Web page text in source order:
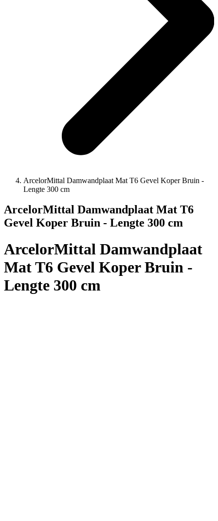
ArcelorMittal Damwandplaat Mat T6 Gevel Koper Bruin -
Lengte 300 cm
ArcelorMittal Damwandplaat Mat T6
Gevel Koper Bruin - Lengte 300 cm
ArcelorMittal Damwandplaat
Mat T6 Gevel Koper Bruin -
Lengte 300 cm